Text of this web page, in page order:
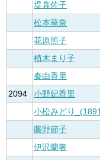
堤真佐子
松本華奈
花原照子
植木まり子
秦由香里
2094
小野妃香里
小松みどり
藤野節子
伊沢蘭奢